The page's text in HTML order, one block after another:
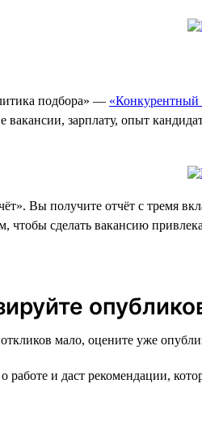
подбора» — «Конкурентный
зарплату, опыт
Вы получите отчёт с тремя
чтобы сделать вакансию
мало, оцените уже
работе и даст рекомендации,